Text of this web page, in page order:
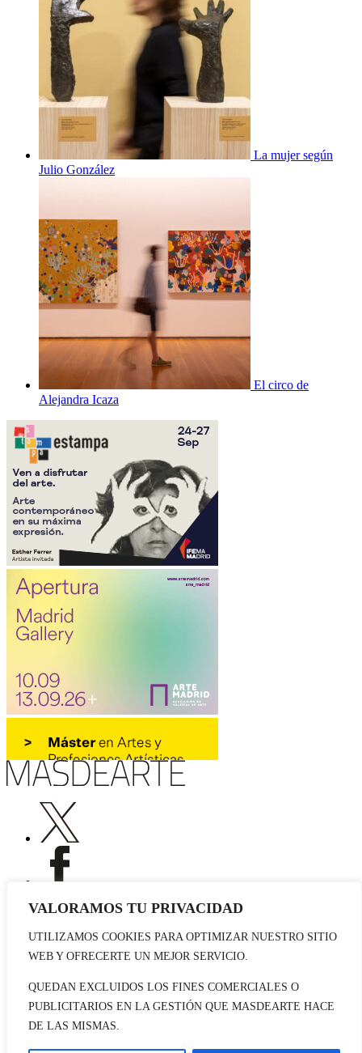
VALORAMOS TU PRIVACIDAD
UTILIZAMOS COOKIES PARA OPTIMIZAR NUESTRO SITIO
WEB Y OFRECERTE UN MEJOR SERVICIO.
QUEDAN EXCLUIDOS LOS FINES COMERCIALES O
PUBLICITARIOS EN LA GESTIÓN QUE MASDEARTE HACE
DE LAS MISMAS.
La mujer según
Julio González
El circo de
Alejandra Icaza
Publicidad
Contacto
© 2026 masdearte. Información de exposiciones, museos y artistas